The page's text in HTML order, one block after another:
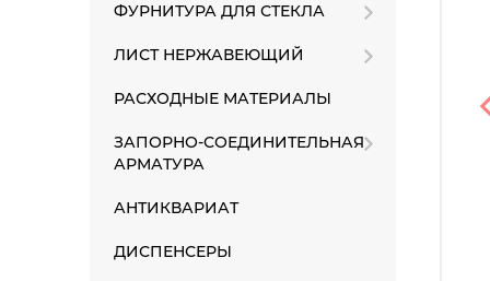
ФУРНИТУРА ДЛЯ СТЕКЛА
ЛИСТ НЕРЖАВЕЮЩИЙ
РАСХОДНЫЕ МАТЕРИАЛЫ
ЗАПОРНО-СОЕДИНИТЕЛЬНАЯ
АРМАТУРА
АНТИКВАРИАТ
ДИСПЕНСЕРЫ